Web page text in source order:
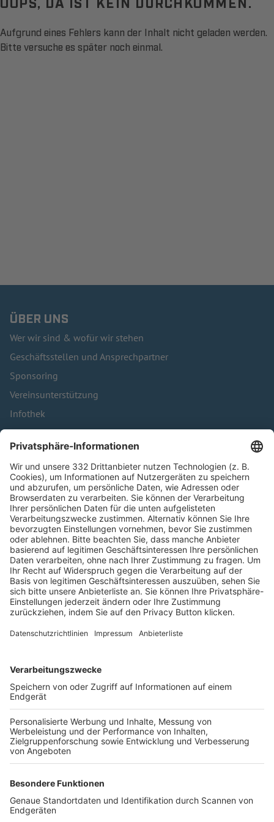
Aufgrund eines Fehlers kann der Inhalt nicht geladen werden.
Bitte versuche es später noch einmal.
ÜBER UNS
Wer wir sind & wofür wir stehen
Geschäftsstellen und Ansprechpartner
Sponsoring
Vereinsunterstützung
Infothek
Kontakt
HÄUFIG BESUCHTE SEITEN
Pässe und Vereinswechsel
Trainerausbildung
Schulungsangebot Vereinsmitarbeiter
BFV-Geschäftsstellen
Trainerbörse
Login SpielPlus
FOLGE DEM BFV
TOP-VEREINE
TOP-PARTNER